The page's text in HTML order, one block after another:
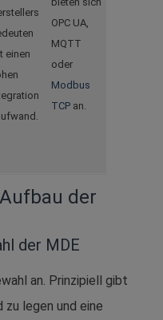
einen
OPC UA,
MQTT
oder
Modbus
TCPan.
der
der MDE
an. Prinzipiell gibt
legen und eine